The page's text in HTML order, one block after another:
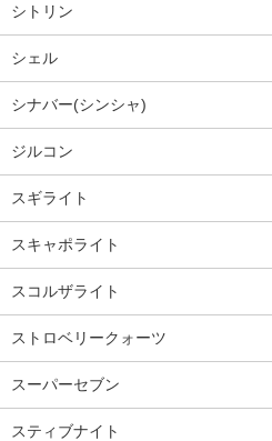
シトリン
シェル
シナバー(シンシャ)
ジルコン
スギライト
スキャポライト
スコルザライト
ストロベリークォーツ
スーパーセブン
スティブナイト